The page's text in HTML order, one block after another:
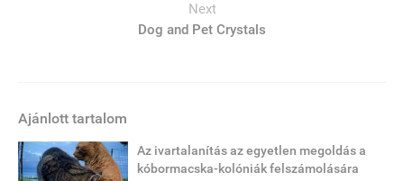
Next
Dog and Pet Crystals
Ajánlott tartalom
Az ivartalanítás az egyetlen megoldás a
kóbormacska-kolóniák felszámolására